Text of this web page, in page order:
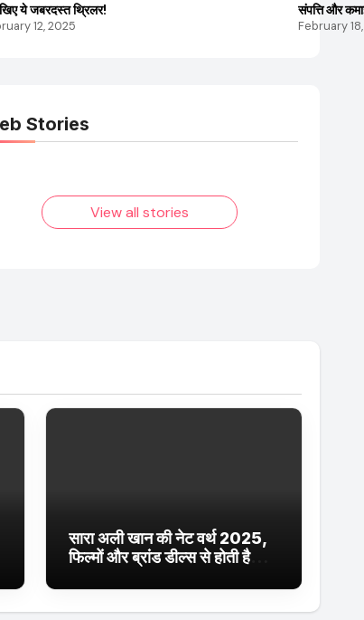
ये जबरदस्त थ्रिलर!
12, 2025
संपत्ति और
February
Stories
Yadav: एक
लड़के से यूट्यूबर
फिल्मों का जादू और
View all stories
सारा अली खान की नेट वर्थ 2025,
फिल्मों और ब्रांड डील्स से होती है